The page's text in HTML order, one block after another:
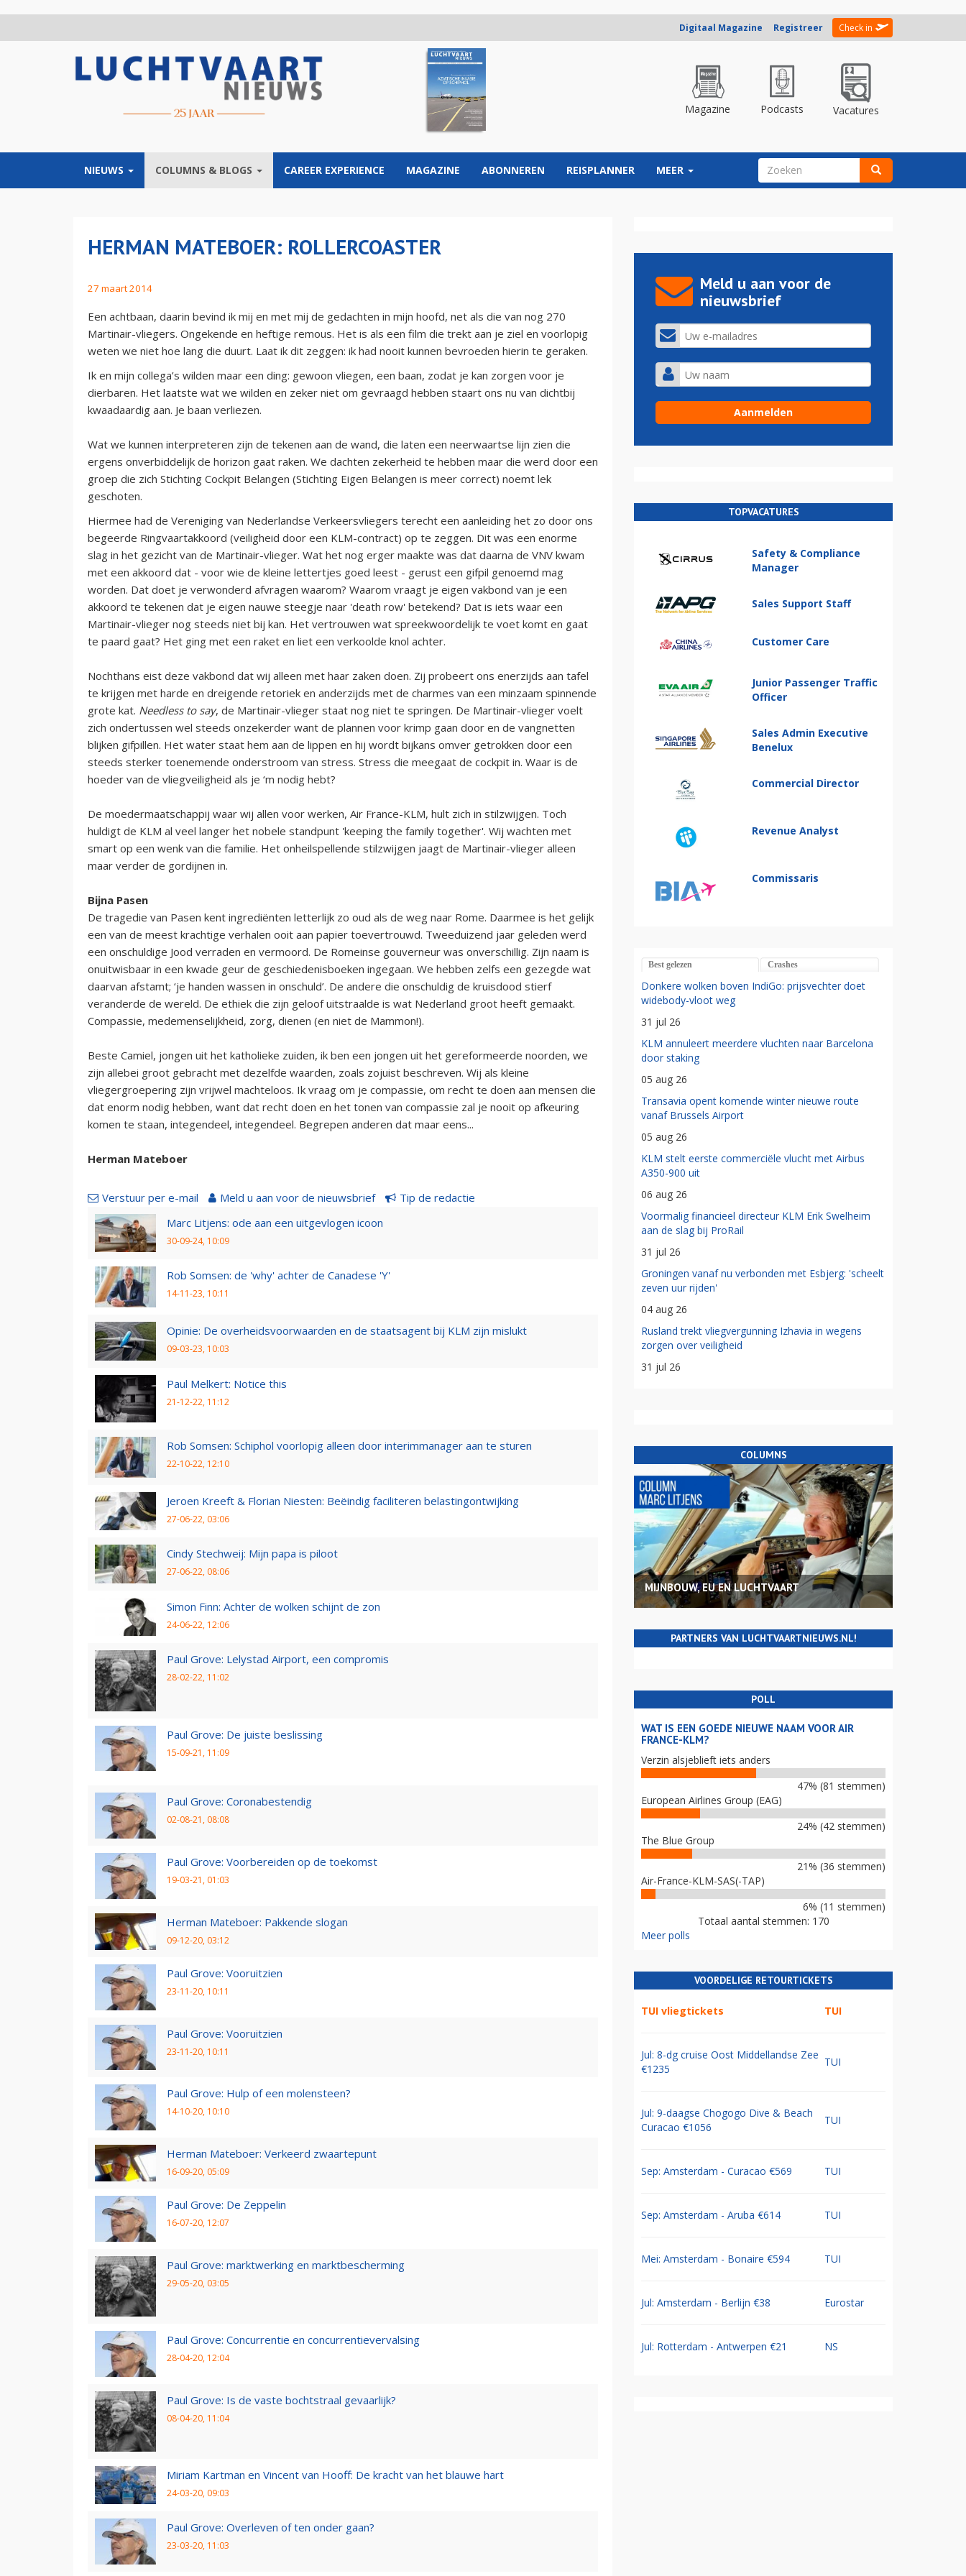
Digitaal Magazine Registreer Check in
Magazine Podcasts Vacatures
NIEUWS COLUMNS & BLOGS CAREER EXPERIENCE MAGAZINE ABONNEREN REISPLANNER MEER ZOEKVELD
HERMAN MATEBOER: ROLLERCOASTER
27 maart 2014
Een achtbaan, daarin bevind ik mij en met mij de gedachten in mijn hoofd, net als die van nog 270
Martinair-vliegers. Ongekende en heftige remous. Het is als een film die trekt aan je ziel en voorlopig
weten we niet hoe lang die duurt. Laat ik dit zeggen: ik had nooit kunnen bevroeden hierin te geraken.
Ik en mijn collega’s wilden maar een ding: gewoon vliegen, een baan, zodat je kan zorgen voor je
dierbaren. Het laatste wat we wilden en zeker niet om gevraagd hebben staart ons nu van dichtbij
kwaadaardig aan. Je baan verliezen.
Wat we kunnen interpreteren zijn de tekenen aan de wand, die laten een neerwaartse lijn zien die
ergens onverbiddelijk de horizon gaat raken. We dachten zekerheid te hebben maar die werd door een
groep die zich Stichting Cockpit Belangen (Stichting Eigen Belangen is meer correct) noemt lek
geschoten.
Hiermee had de Vereniging van Nederlandse Verkeersvliegers terecht een aanleiding het zo door ons
begeerde Ringvaartakkoord (veiligheid door een KLM-contract) op te zeggen. Dit was een enorme
slag in het gezicht van de Martinair-vlieger. Wat het nog erger maakte was dat daarna de VNV kwam
met een akkoord dat - voor wie de kleine lettertjes goed leest - gerust een gifpil genoemd mag
worden. Dat doet je verwonderd afvragen waarom? Waarom vraagt je eigen vakbond van je een
akkoord te tekenen dat je eigen nauwe steegje naar 'death row' betekend? Dat is iets waar een
Martinair-vlieger nog steeds niet bij kan. Het vertrouwen wat spreekwoordelijk te voet komt en gaat
te paard gaat? Het ging met een raket en liet een verkoolde knol achter.
Nochthans eist deze vakbond dat wij alleen met haar zaken doen. Zij probeert ons enerzijds aan tafel
te krijgen met harde en dreigende retoriek en anderzijds met de charmes van een minzaam spinnende
grote kat. Needless to say, de Martinair-vlieger staat nog niet te springen. De Martinair-vlieger voelt
zich ondertussen wel steeds onzekerder want de plannen voor krimp gaan door en de vangnetten
blijken gifpillen. Het water staat hem aan de lippen en hij wordt bijkans omver getrokken door een
steeds sterker toenemende onderstroom van stress. Stress die meegaat de cockpit in. Waar is de
hoeder van de vliegveiligheid als je ‘m nodig hebt?
De moedermaatschappij waar wij allen voor werken, Air France-KLM, hult zich in stilzwijgen. Toch
huldigt de KLM al veel langer het nobele standpunt 'keeping the family together'. Wij wachten met
smart op een wenk van die familie. Het onheilspellende stilzwijgen jaagt de Martinair-vlieger alleen
maar verder de gordijnen in.
Bijna Pasen
De tragedie van Pasen kent ingrediënten letterlijk zo oud als de weg naar Rome. Daarmee is het gelijk
een van de meest krachtige verhalen ooit aan papier toevertrouwd. Tweeduizend jaar geleden werd
een onschuldige Jood verraden en vermoord. De Romeinse gouverneur was onverschillig. Zijn naam is
onuitwisbaar in een kwade geur de geschiedenisboeken ingegaan. We hebben zelfs een gezegde wat
daarvan afstamt; ‘je handen wassen in onschuld’. De andere die onschuldig de kruisdood stierf
veranderde de wereld. De ethiek die zijn geloof uitstraalde is wat Nederland groot heeft gemaakt.
Compassie, medemenselijkheid, zorg, dienen (en niet de Mammon!).
Beste Camiel, jongen uit het katholieke zuiden, ik ben een jongen uit het gereformeerde noorden, we
zijn allebei groot gebracht met dezelfde waarden, zoals zojuist beschreven. Wij als kleine
vliegergroepering zijn vrijwel machteloos. Ik vraag om je compassie, om recht te doen aan mensen die
dat enorm nodig hebben, want dat recht doen en het tonen van compassie zal je nooit op afkeuring
komen te staan, integendeel, integendeel. Begrepen anderen dat maar eens...
Herman Mateboer
Verstuur per e-mail Meld u aan voor de nieuwsbrief
Tip de redactie
Marc Litjens: ode aan een uitgevlogen icoon
30-09-24, 10:09
Rob Somsen: de 'why' achter de Canadese 'Y'
14-11-23, 10:11
Opinie: De overheidsvoorwaarden en de staatsagent bij KLM zijn mislukt
09-03-23, 10:03
Paul Melkert: Notice this
21-12-22, 11:12
Rob Somsen: Schiphol voorlopig alleen door interimmanager aan te sturen
22-10-22, 12:10
Jeroen Kreeft & Florian Niesten: Beëindig faciliteren belastingontwijking
27-06-22, 03:06
Cindy Stechweij: Mijn papa is piloot
27-06-22, 08:06
Simon Finn: Achter de wolken schijnt de zon
24-06-22, 12:06
Paul Grove: Lelystad Airport, een compromis
28-02-22, 11:02
Paul Grove: De juiste beslissing
15-09-21, 11:09
Paul Grove: Coronabestendig
02-08-21, 08:08
Paul Grove: Voorbereiden op de toekomst
19-03-21, 01:03
Herman Mateboer: Pakkende slogan
09-12-20, 03:12
Paul Grove: Vooruitzien
23-11-20, 10:11
Paul Grove: Vooruitzien
23-11-20, 10:11
Paul Grove: Hulp of een molensteen?
14-10-20, 10:10
Herman Mateboer: Verkeerd zwaartepunt
16-09-20, 05:09
Paul Grove: De Zeppelin
16-07-20, 12:07
Paul Grove: marktwerking en marktbescherming
29-05-20, 03:05
Paul Grove: Concurrentie en concurrentievervalsing
28-04-20, 12:04
Paul Grove: Is de vaste bochtstraal gevaarlijk?
08-04-20, 11:04
Miriam Kartman en Vincent van Hooff: De kracht van het blauwe hart
24-03-20, 09:03
Paul Grove: Overleven of ten onder gaan?
23-03-20, 11:03
Meld u aan voor de
nieuwsbrief
TOPVACATURES
Safety & Compliance
Manager
Sales Support Staff
Customer Care
Junior Passenger Traffic
Officer
Sales Admin Executive
Benelux
Commercial Director
Revenue Analyst
Commissaris
Best gelezen Crashes
Donkere wolken boven IndiGo: prijsvechter doet
widebody-vloot weg
31 jul 26
KLM annuleert meerdere vluchten naar Barcelona
door staking
05 aug 26
Transavia opent komende winter nieuwe route
vanaf Brussels Airport
05 aug 26
KLM stelt eerste commerciële vlucht met Airbus
A350-900 uit
06 aug 26
Voormalig financieel directeur KLM Erik Swelheim
aan de slag bij ProRail
31 jul 26
Groningen vanaf nu verbonden met Esbjerg: 'scheelt
zeven uur rijden'
04 aug 26
Rusland trekt vliegvergunning Izhavia in wegens
zorgen over veiligheid
31 jul 26
COLUMNS
MIJNBOUW, EU EN LUCHTVAART
PARTNERS VAN LUCHTVAARTNIEUWS.NL!
POLL
WAT IS EEN GOEDE NIEUWE NAAM VOOR AIR
FRANCE-KLM?
Verzin alsjeblieft iets anders
47% (81 stemmen)
European Airlines Group (EAG)
24% (42 stemmen)
The Blue Group
21% (36 stemmen)
Air-France-KLM-SAS(-TAP)
6% (11 stemmen)
Totaal aantal stemmen: 170
Meer polls
VOORDELIGE RETOURTICKETS
TUI vliegtickets TUI
Jul: 8-dg cruise Oost Middellandse Zee
€1235
TUI
Jul: 9-daagse Chogogo Dive & Beach
Curacao €1056
TUI
Sep: Amsterdam - Curacao €569 TUI
Sep: Amsterdam - Aruba €614 TUI
Mei: Amsterdam - Bonaire €594 TUI
Jul: Amsterdam - Berlijn €38 Eurostar
Jul: Rotterdam - Antwerpen €21 NS